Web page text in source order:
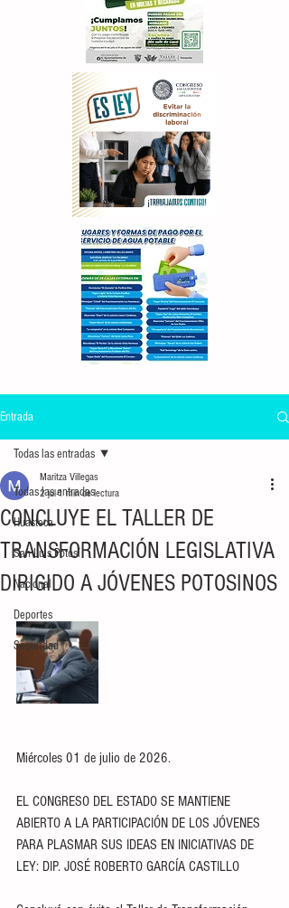
Entrada
Todas las entradas
Huasteca
San Luis Potosí
Nacional
Deportes
Seguridad
Todas las entradas
CONCLUYE EL TALLER DE
TRANSFORMACIÓN LEGISLATIVA
DIRIGIDO A JÓVENES POTOSINOS
Maritza Villegas
2 jul1 min de lectura
Miércoles 01 de julio de 2026.
EL CONGRESO DEL ESTADO SE MANTIENE
ABIERTO A LA PARTICIPACIÓN DE LOS JÓVENES
PARA PLASMAR SUS IDEAS EN INICIATIVAS DE
LEY: DIP. JOSÉ ROBERTO GARCÍA CASTILLO